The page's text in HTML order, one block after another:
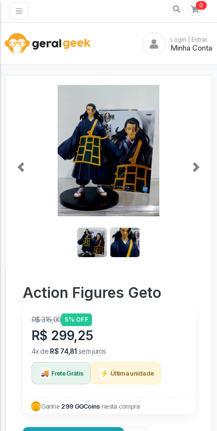
0
Login | Entrar
Minha Conta
Previous Next
Action Figures Geto
R$ 315,00 5% OFF
R$ 299,25
4x de R$ 74,81 sem juros
🚚 Frete Grátis ⚡ Última unidade
Ganhe 299 GGCoins nesta compra